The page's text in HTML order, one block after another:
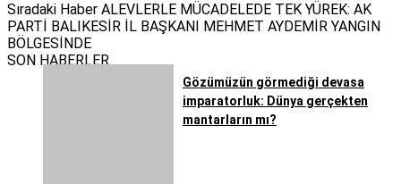
Sıradaki Haber ALEVLERLE MÜCADELEDE TEK YÜREK: AK
PARTİ BALIKESİR İL BAŞKANI MEHMET AYDEMİR YANGIN
BÖLGESİNDE
SON HABERLER
Gözümüzün görmediği devasa
imparatorluk: Dünya gerçekten
mantarların mı?